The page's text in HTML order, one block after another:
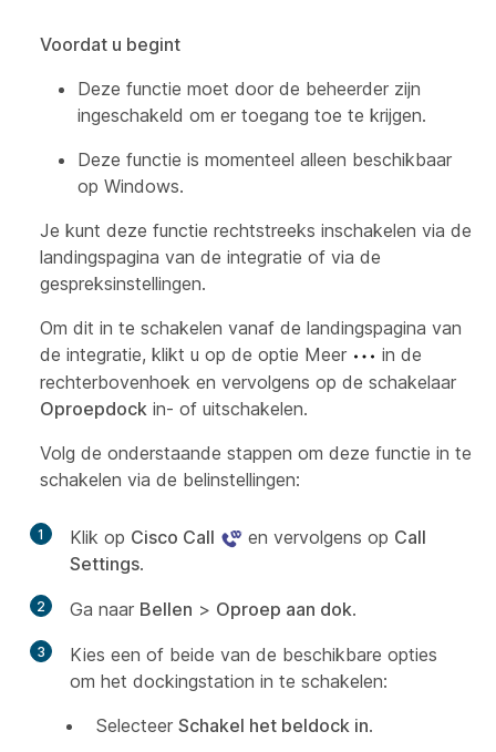
Voordat u begint
Deze functie moet door de beheerder zijn
ingeschakeld om er toegang toe te krijgen.
Deze functie is momenteel alleen beschikbaar
op Windows.
Je kunt deze functie rechtstreeks inschakelen via de
landingspagina van de integratie of via de
gespreksinstellingen.
Om dit in te schakelen vanaf de landingspagina van
de integratie, klikt u op de optie Meer
in de
rechterbovenhoek en vervolgens op de schakelaar
Oproepdock in- of uitschakelen.
Volg de onderstaande stappen om deze functie in te
schakelen via de belinstellingen:
1 Klik op Cisco Call en vervolgens op Call
Settings.
2 Ga naar Bellen > Oproep aan dok.
3
Kies een of beide van de beschikbare opties
om het dockingstation in te schakelen:
Selecteer Schakel het beldock in.